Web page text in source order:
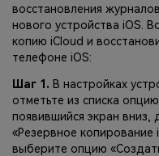
восстановления
нового устройства iOS.
копию iCloud и
телефоне iOS:
Шаг 1. В настройках
отметьте из списка
появившийся экран
«Резервное копирование
выберите опцию